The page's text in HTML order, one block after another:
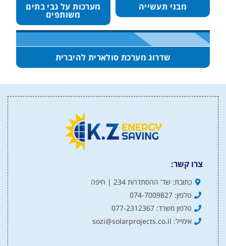
מבני תעשייה מערכות על גבי בתים
משותפים
שדרוג מערכת סולארית להיברית
צרו קשר:
כתובת: שד' ההסתדרות 234 | חיפה
טלפון: 074-7009827
טלפון משרד: 077-2312367
אימייל: sozi@solarprojects.co.il